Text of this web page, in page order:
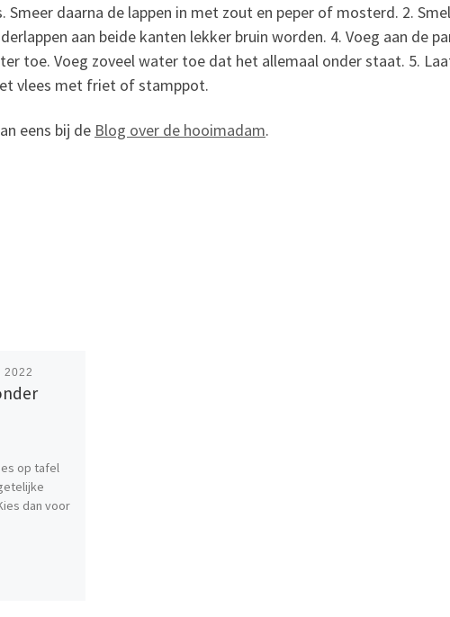
daarna de lappen in met zout en peper of mosterd. 2.
aan beide kanten lekker bruin worden. 4. Voeg aan de
toe. Voeg zoveel water toe dat het allemaal onder staat. 5.
vlees met friet of stamppot.
eens bij de Blog over de hooimadam.
2022
op tafel
dan voor